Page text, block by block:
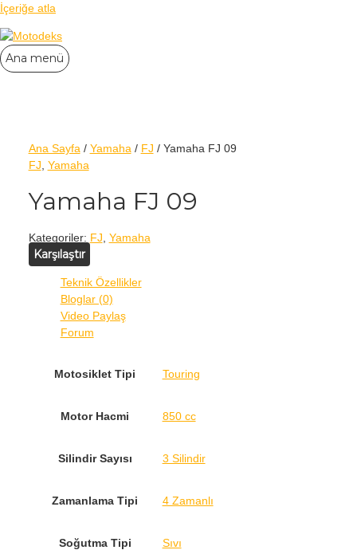
İçeriğe atla
Ana menü
Ana Sayfa / Yamaha / FJ / Yamaha FJ 09
FJ Yamaha
Yamaha FJ 09
Kategoriler: FJ Yamaha
Karşılaştır
Teknik Özellikler
Bloglar (0)
Video Paylaş
Forum
Motosiklet Tipi Touring
Motor Hacmi 850 cc
Silindir Sayısı 3 Silindir
Zamanlama Tipi 4 Zamanlı
Soğutma Tipi Sıvı